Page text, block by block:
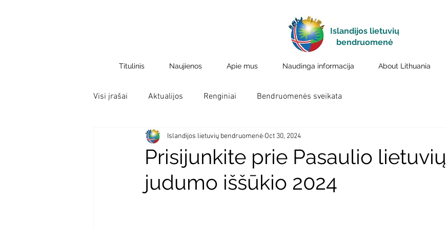
Islandijos lietuvių
bendruomenė
Titulinis Naujienos Apie mus Naudinga informacija About Lithuania
Visi įrašai Aktualijos Renginiai Bendruomenės sveikata
Prisijunkite prie Pasaulio lietuvių
judumo iššūkio 2024
Islandijos lietuvių bendruomenė Oct 30, 2024